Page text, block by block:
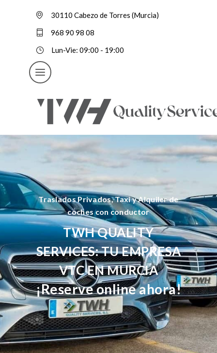
30110 Cabezo de Torres (Murcia)
968 90 98 08
Lun-Vie: 09:00 - 19:00
Traslados Privados, Taxi y Alquiler de
coches con conductor
TWH QUALITY
SERVICES: TU EMPRESA
VTC EN MURCIA
¡Reserve online ahora!